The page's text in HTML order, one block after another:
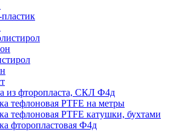
из фторопласта, СКЛ Ф4д
тефлоновая PTFE на метры
тефлоновая PTFE катушки, бухтами
фторопластовая Ф4д